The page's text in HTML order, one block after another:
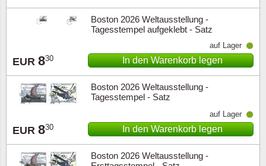
Boston 2026 Weltausstellung -
Tagesstempel aufgeklebt - Satz
EUR 830
auf Lager
In den Warenkorb legen
Boston 2026 Weltausstellung -
Tagesstempel - Satz
EUR 830
auf Lager
In den Warenkorb legen
Boston 2026 Weltausstellung -